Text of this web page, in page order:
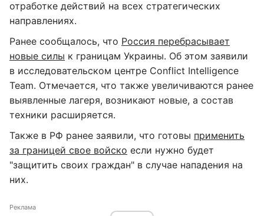
отработке действий на всех стратегических
направлениях.
Ранее сообщалось, что Россия перебрасывает
новые силы к границам Украины. Об этом заявили
в исследовательском центре Conflict Intelligence
Team. Отмечается, что также увеличиваются ранее
выявленные лагеря, возникают новые, а состав
техники расширяется.
Также в РФ ранее заявили, что готовы применить
за границей свое войско если нужно будет
"защитить своих граждан" в случае нападения на
них.
Реклама